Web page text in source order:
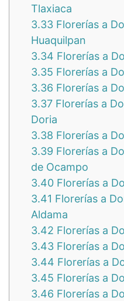
Tlaxiaca
3.33 Florerías a
Huaquilpan
3.34 Florerías a
3.35 Florerías a
3.36 Florerías a
3.37 Florerías a
Doria
3.38 Florerías a
3.39 Florerías a
de Ocampo
3.40 Florerías a
3.41 Florerías a
Aldama
3.42 Florerías a
3.43 Florerías a
3.44 Florerías a
3.45 Florerías a
3.46 Florerías a